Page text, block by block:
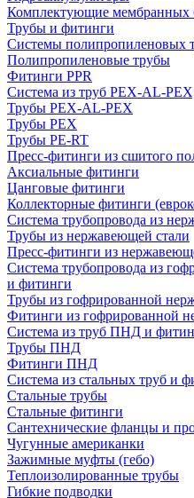
Комплектующие мембранных
Трубы и фитинги
Системы полипропиленовых
Полипропиленовые трубы
Фитинги PPR
Система из труб PEX-AL-
Трубы PEX-AL-PEX
Трубы PEX
Трубы PE-RT
Пресс-фитинги из сшитого
Аксиальные фитинги
Цанговые фитинги
Коллекторные фитинги
Система трубопровода из
Трубы из нержавеющей стали
Пресс-фитинги из
Система трубопровода из
и фитинги
Трубы из гофрированной
Фитинги из гофрированной
Система из труб ПНД и
Трубы ПНД
Фитинги ПНД
Система из стальных труб и
Стальные трубы
Стальные фитинги
Сантехнические фланцы и
Чугунные американки
Зажимные муфты (гебо)
Теплоизолированные трубы
Гибкие подводки